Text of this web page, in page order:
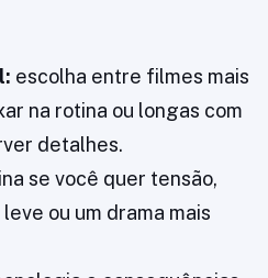
escolha entre filmes mais
na rotina ou longas com
detalhes.
se você quer tensão,
ou um drama mais